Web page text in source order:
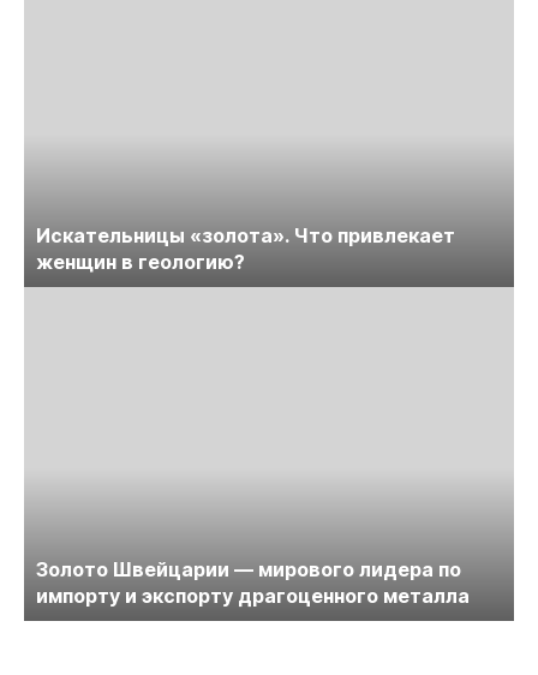
Искательницы «золота». Что привлекает
женщин в геологию?
Золото Швейцарии — мирового лидера по
импорту и экспорту драгоценного металла